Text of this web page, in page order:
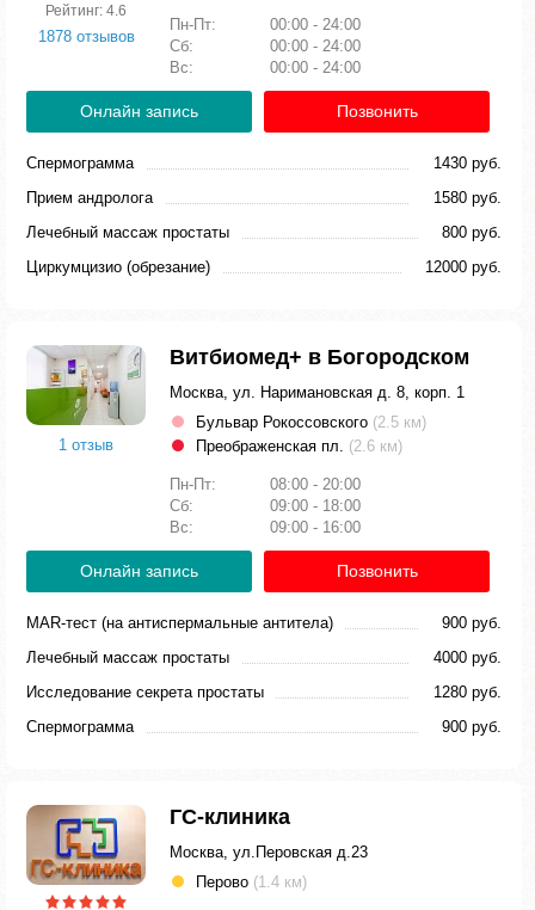
Рейтинг: 4.6
1878 отзывов
Пн-Пт:
00:00 - 24:00
Сб:
00:00 - 24:00
Вс:
00:00 - 24:00
Онлайн запись Позвонить
Спермограмма
1430 руб.
Прием андролога
1580 руб.
Лечебный массаж простаты
800 руб.
Циркумцизио (обрезание)
12000 руб.
1 отзыв
Витбиомед+ в Богородском
Москва, ул. Наримановская д. 8, корп. 1
Бульвар Рокоссовского (2.5 км)
Преображенская пл. (2.6 км)
Пн-Пт:
08:00 - 20:00
Сб:
09:00 - 18:00
Вс:
09:00 - 16:00
Онлайн запись Позвонить
MAR-тест (на антиспермальные антитела)
900 руб.
Лечебный массаж простаты
4000 руб.
Исследование секрета простаты
1280 руб.
Спермограмма
900 руб.
ГС-клиника
Москва, ул.Перовская д.23
Перово (1.4 км)